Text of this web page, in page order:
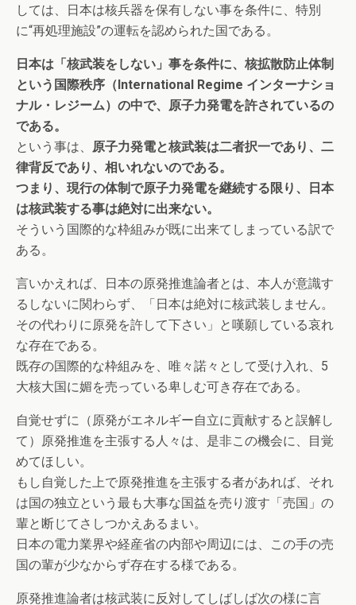
しては、日本は核兵器を保有しない事を条件に、特別
に“再処理施設”の運転を認められた国である。
日本は「核武装をしない」事を条件に、核拡散防止体制
という国際秩序（International Regime インターナショ
ナル・レジーム）の中で、原子力発電を許されているの
である。
という事は、 原子力発電と核武装は二者択一であり、二
律背反であり、相いれないのである。
つまり、現行の体制で原子力発電を継続する限り、日本
は核武装する事は絶対に出来ない。
そういう国際的な枠組みが既に出来てしまっている訳で
ある。
言いかえれば、日本の原発推進論者とは、本人が意識す
るしないに関わらず、「日本は絶対に核武装しません。
その代わりに原発を許して下さい」と嘆願している哀れ
な存在である。
既存の国際的な枠組みを、唯々諾々として受け入れ、5
大核大国に媚を売っている卑しむ可き存在である。
自覚せずに（原発がエネルギー自立に貢献すると誤解し
て）原発推進を主張する人々は、是非この機会に、目覚
めてほしい。
もし自覚した上で原発推進を主張する者があれば、それ
は国の独立という最も大事な国益を売り渡す「売国」の
輩と断じてさしつかえあるまい。
日本の電力業界や経産省の内部や周辺には、この手の売
国の輩が少なからず存在する様である。
原発推進論者は核武装に反対してしばしば次の様に言